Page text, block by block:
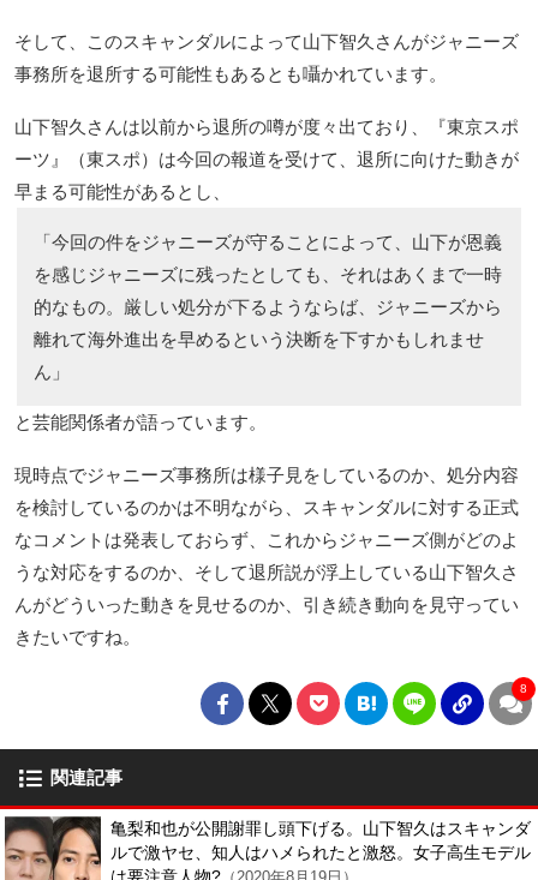
そして、このスキャンダルによって山下智久さんがジャニーズ
事務所を退所する可能性もあるとも囁かれています。
山下智久さんは以前から退所の噂が度々出ており、『東京スポ
ーツ』（東スポ）は今回の報道を受けて、退所に向けた動きが
早まる可能性があるとし、
「今回の件をジャニーズが守ることによって、山下が恩義
を感じジャニーズに残ったとしても、それはあくまで一時
的なもの。厳しい処分が下るようならば、ジャニーズから
離れて海外進出を早めるという決断を下すかもしれませ
ん」
と芸能関係者が語っています。
現時点でジャニーズ事務所は様子見をしているのか、処分内容
を検討しているのかは不明ながら、スキャンダルに対する正式
なコメントは発表しておらず、これからジャニーズ側がどのよ
うな対応をするのか、そして退所説が浮上している山下智久さ
んがどういった動きを見せるのか、引き続き動向を見守ってい
きたいですね。
8
関連記事
亀梨和也が公開謝罪し頭下げる。山下智久はスキャンダ
ルで激ヤセ、知人はハメられたと激怒。女子高生モデル